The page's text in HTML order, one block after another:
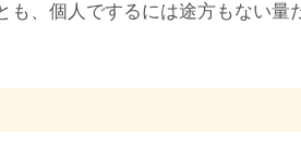
、個人でするには途方もない量